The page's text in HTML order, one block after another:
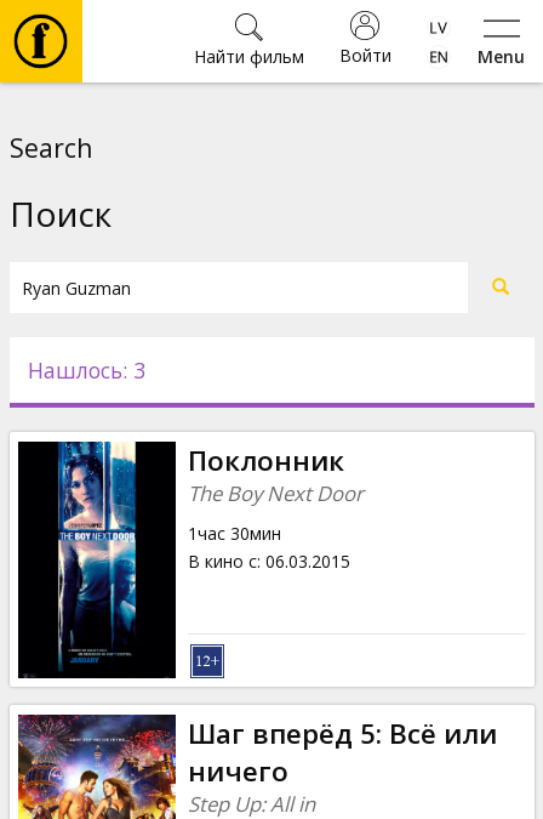
Menu
Войти
Найти фильм
Новости
Подарки
Кинозакуски
B2B
Клуб
Search
Поиск
Нашлось: 3
Поклонник
The Boy Next Door
1час 30мин
В кино с: 06.03.2015
Шаг вперёд 5: Всё или
ничего
Step Up: All in